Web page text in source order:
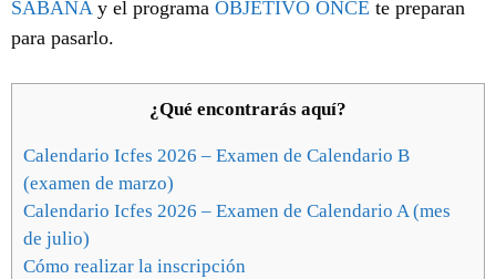
SABANA y el programa OBJETIVO ONCE te preparan
para pasarlo.
¿Qué encontrarás aquí?
Calendario Icfes 2026 – Examen de Calendario B
(examen de marzo)
Calendario Icfes 2026 – Examen de Calendario A (mes
de julio)
Cómo realizar la inscripción